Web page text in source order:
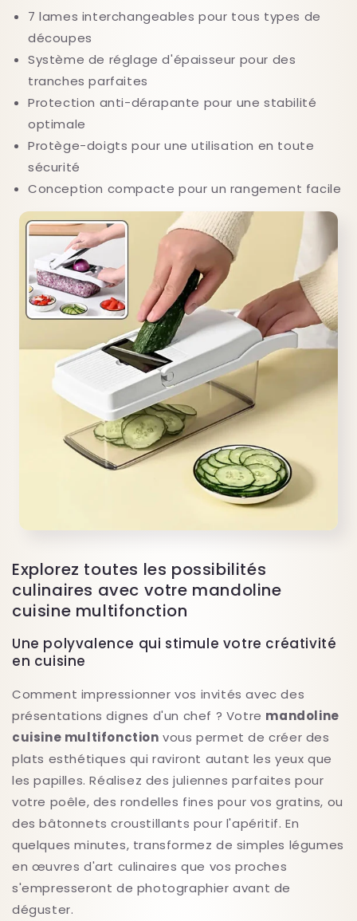
7 lames interchangeables pour tous types de
découpes
Système de réglage d'épaisseur pour des
tranches parfaites
Protection anti-dérapante pour une stabilité
optimale
Protège-doigts pour une utilisation en toute
sécurité
Conception compacte pour un rangement facile
Explorez toutes les possibilités
culinaires avec votre mandoline
cuisine multifonction
Une polyvalence qui stimule votre créativité
en cuisine
Comment impressionner vos invités avec des
présentations dignes d'un chef ? Votre mandoline
cuisine multifonction vous permet de créer des
plats esthétiques qui raviront autant les yeux que
les papilles. Réalisez des juliennes parfaites pour
votre poêle, des rondelles fines pour vos gratins, ou
des bâtonnets croustillants pour l'apéritif. En
quelques minutes, transformez de simples légumes
en œuvres d'art culinaires que vos proches
s'empresseront de photographier avant de
déguster.